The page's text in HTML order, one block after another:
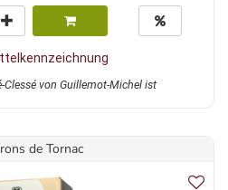
Clessé von Guillemot-Michel ist
de Tornac